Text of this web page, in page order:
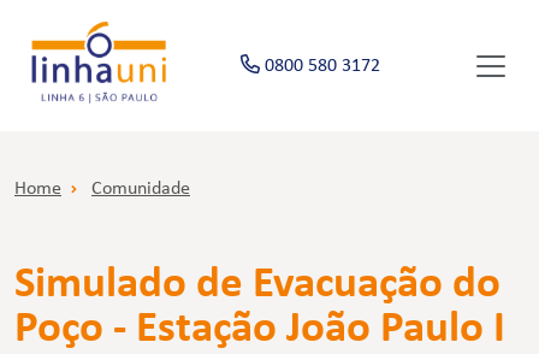
0800 580 3172
Home Comunidade
Simulado de Evacuação do
Poço - Estação João Paulo I